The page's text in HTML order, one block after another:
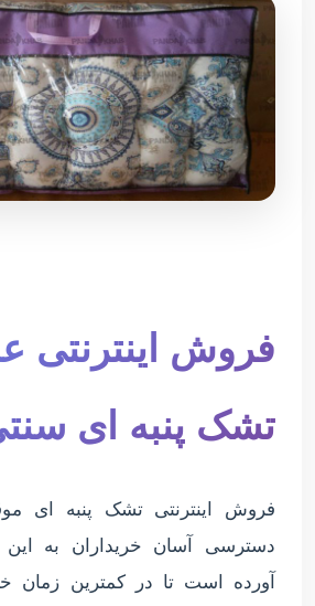
فروش اینترنتی
تشک پنبه ای
فروش اینترنتی تشک پنبه ای
دسترسی آسان خریداران به
آورده است تا در کمترین زمان